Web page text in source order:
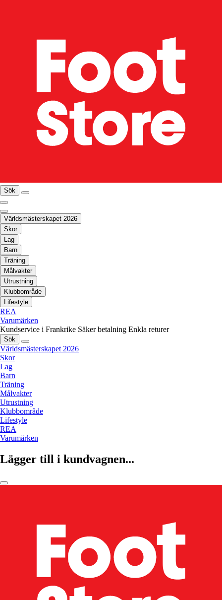
Sök
Världsmästerskapet 2026
Skor
Lag
Barn
Träning
Målvakter
Utrustning
Klubbområde
Lifestyle
REA
Varumärken
Kundservice i Frankrike Säker betalning Enkla returer
Sök
Världsmästerskapet 2026
Skor
Lag
Barn
Träning
Målvakter
Utrustning
Klubbområde
Lifestyle
REA
Varumärken
Lägger till i kundvagnen...